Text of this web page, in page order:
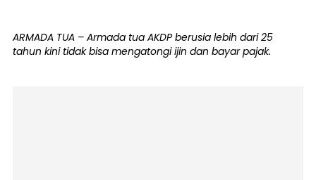
ARMADA TUA – Armada tua AKDP berusia lebih dari 25
tahun kini tidak bisa mengatongi ijin dan bayar pajak.